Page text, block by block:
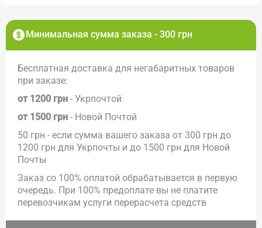
Минимальная сумма заказа - 300 грн
Бесплатная доставка для негабаритных товаров
при заказе:
от 1200 грн - Укрпочтой
от 1500 грн - Новой Почтой
50 грн - если сумма вашего заказа от 300 грн до
1200 грн для Укрпочты и до 1500 грн для Новой
Почты
Заказ со 100% оплатой обрабатывается в первую
очередь. При 100% предоплате вы не платите
перевозчикам услуги перерасчета средств